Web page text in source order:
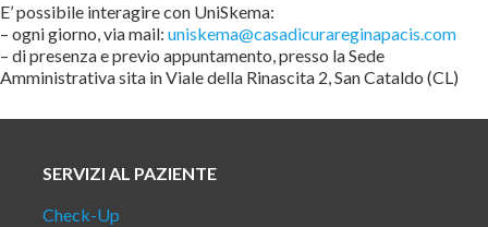
E’ possibile interagire con UniSkema:
– ogni giorno, via mail: uniskema@casadicurareginapacis.com
– di presenza e previo appuntamento, presso la Sede
Amministrativa sita in Viale della Rinascita 2, San Cataldo (CL)
SERVIZI AL PAZIENTE
Check-Up